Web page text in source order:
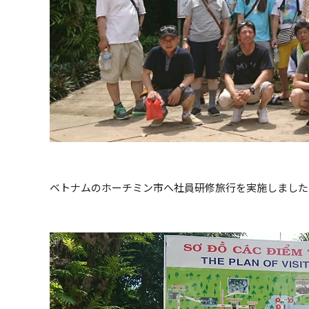
ベトナムのホーチミン市へ社員研修旅行を実施しまし